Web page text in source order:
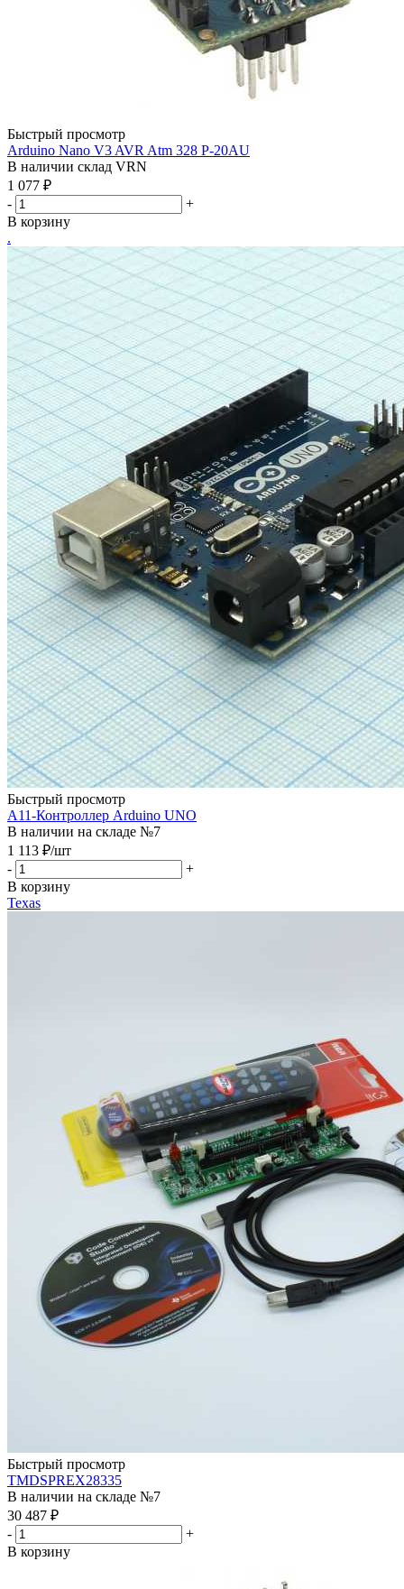
Быстрый просмотр
Arduino Nano V3 AVR Atm 328 P-20AU
В наличии склад VRN
1 077 ₽
-
+
В корзину
.
Быстрый просмотр
A11-Контроллер Arduino UNO
В наличии на складе №7
1 113 ₽/шт
-
+
В корзину
Texas
Быстрый просмотр
TMDSPREX28335
В наличии на складе №7
30 487 ₽
-
+
В корзину